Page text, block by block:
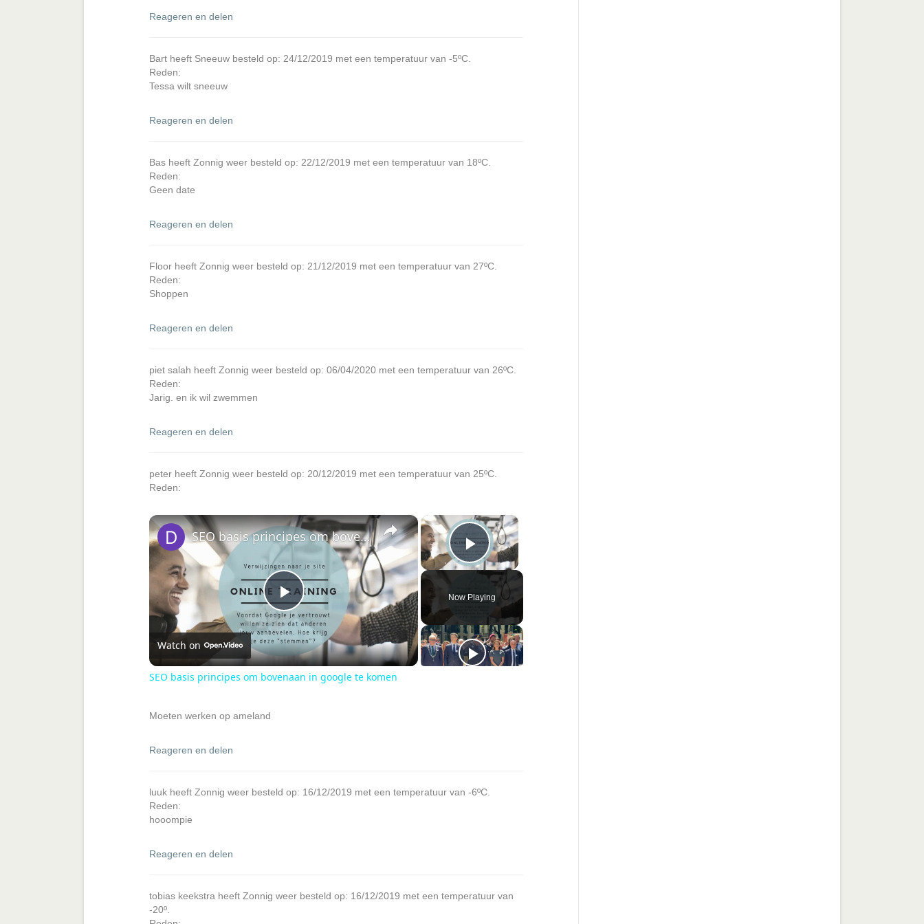
Reageren en delen
Bart heeft Sneeuw besteld op: 24/12/2019 met een temperatuur van -5ºC.
Reden:
Tessa wilt sneeuw
Reageren en delen
Bas heeft Zonnig weer besteld op: 22/12/2019 met een temperatuur van 18ºC.
Reden:
Geen date
Reageren en delen
Floor heeft Zonnig weer besteld op: 21/12/2019 met een temperatuur van 27ºC.
Reden:
Shoppen
Reageren en delen
piet salah heeft Zonnig weer besteld op: 06/04/2020 met een temperatuur van 26ºC.
Reden:
Jarig. en ik wil zwemmen
Reageren en delen
peter heeft Zonnig weer besteld op: 20/12/2019 met een temperatuur van 25ºC.
Reden:
×
Play Video
Now Playing
×
P
l
e
SEO basis principes om bovenaan in google te komen
Watch on
SEO basis principes om bovenaan in google te komen
Moeten werken op ameland
Reageren en delen
luuk heeft Zonnig weer besteld op: 16/12/2019 met een temperatuur van -6ºC.
Reden:
hooompie
Reageren en delen
tobias keekstra heeft Zonnig weer besteld op: 16/12/2019 met een temperatuur van
-20º.